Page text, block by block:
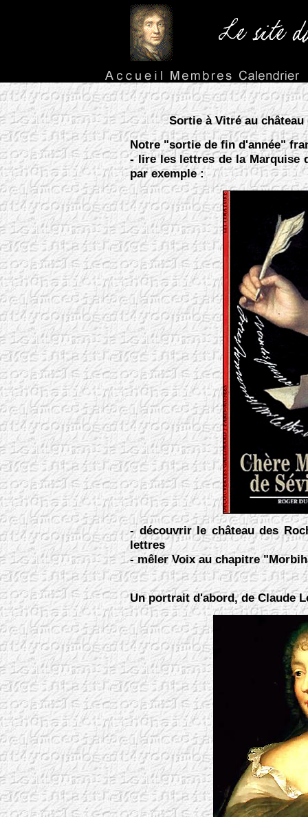
Sortie à Vitré au château
Notre "sortie de fin d'année"
- lire les lettres de la Marquise
par exemple :
- découvrir le château des
lettres
- mêler Voix au chapitre
Un portrait d'abord, de Claude